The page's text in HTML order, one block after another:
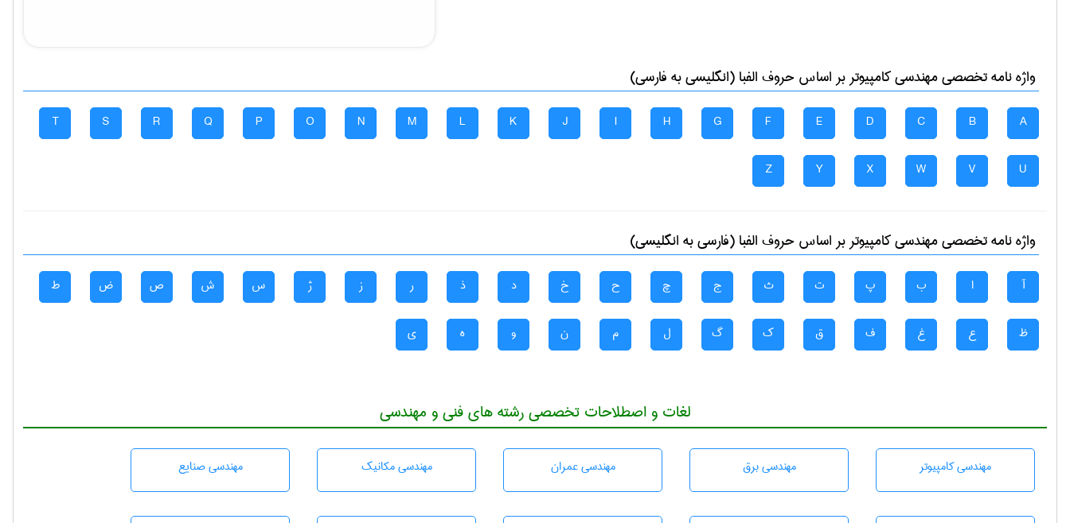
واژه نامه تخصصیمهندسی كامپيوتربر اساس حروف الفبا (انگلیسی به فارسی)
A
B
C
D
E
F
G
H
I
J
K
L
M
N
O
P
Q
R
S
T
U
V
W
X
Y
Z
واژه نامه تخصصیمهندسی كامپيوتربر اساس حروف الفبا (فارسی به انگلیسی)
آ ا ب پ ت ث ج چ ح خ د ذ ر ز ژ س ش ص ض ط
ظ ع غ ف ق ک گ ل م ن و ه ی
لغات و اصطلاحات تخصصی رشته های فنی و مهندسی
مهندسی كامپيوتر مهندسی برق مهندسی عمران مهندسی مکانیک مهندسی صنايع